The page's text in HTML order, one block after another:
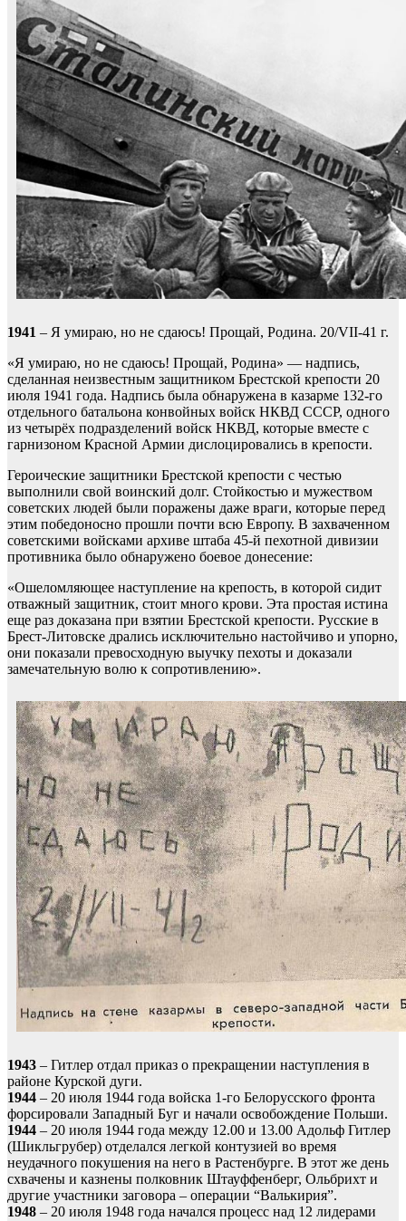
1941 – Я умираю, но не сдаюсь! Прощай, Родина. 20/VII-41 г.
«Я умираю, но не сдаюсь! Прощай, Родина» — надпись,
сделанная неизвестным защитником Брестской крепости 20
июля 1941 года. Надпись была обнаружена в казарме 132-го
отдельного батальона конвойных войск НКВД СССР, одного
из четырёх подразделений войск НКВД, которые вместе с
гарнизоном Красной Армии дислоцировались в крепости.
Героические защитники Брестской крепости с честью
выполнили свой воинский долг. Стойкостью и мужеством
советских людей были поражены даже враги, которые перед
этим победоносно прошли почти всю Европу. В захваченном
советскими войсками архиве штаба 45-й пехотной дивизии
противника было обнаружено боевое донесение:
«Ошеломляющее наступление на крепость, в которой сидит
отважный защитник, стоит много крови. Эта простая истина
еще раз доказана при взятии Брестской крепости. Русские в
Брест-Литовске дрались исключительно настойчиво и упорно,
они показали превосходную выучку пехоты и доказали
замечательную волю к сопротивлению».
1943 – Гитлер отдал приказ о прекращении наступления в
районе Курской дуги.
1944 – 20 июля 1944 года войска 1-го Белорусского фронта
форсировали Западный Буг и начали освобождение Польши.
1944 – 20 июля 1944 года между 12.00 и 13.00 Адольф Гитлер
(Шикльгрубер) отделался легкой контузией во время
неудачного покушения на него в Растенбурге. В этот же день
схвачены и казнены полковник Штауффенберг, Ольбрихт и
другие участники заговора – операции “Валькирия”.
1948 – 20 июля 1948 года начался процесс над 12 лидерами